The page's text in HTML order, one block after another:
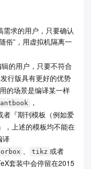
求的用户，只要确认
俗”，用虚拟机隔离一
的用户，只要不符合
发行版具有更好的优势
的场景是编译某一样
，
者『期刊模板（例如爱
，上述的模板均不能在
译
tikz 或者
套装中会停留在2015